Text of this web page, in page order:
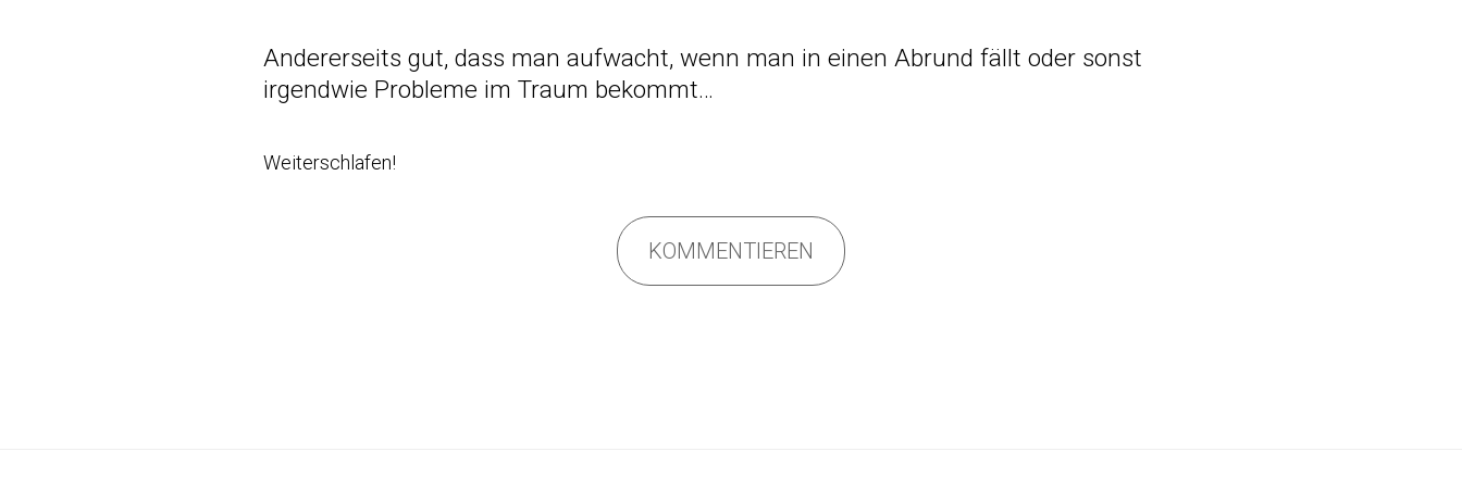
Andererseits gut, dass man aufwacht, wenn man in einen Abrund fällt oder sonst
irgendwie Probleme im Traum bekommt…
Weiterschlafen!
KOMMENTIEREN